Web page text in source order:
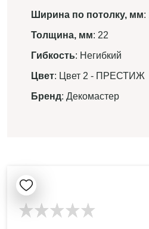
Ширина по потолку, мм:
Толщина, мм: 22
Гибкость: Негибкий
Цвет: Цвет 2 - ПРЕСТИЖ
Бренд: Декомастер